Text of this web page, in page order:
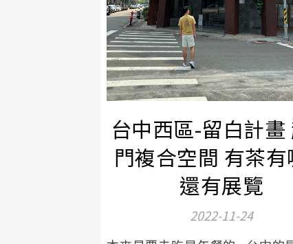
台中西區-留白計畫
門複合空間 有茶
還有展覽
2022-11-24